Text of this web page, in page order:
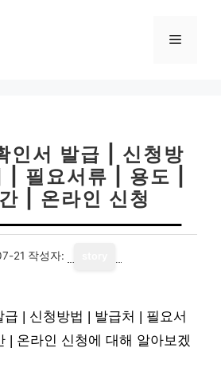
메
인서 발급 | 신청방
| 필요서류 | 용도 |
| 온라인 신청
21 작성자:
| 신청방법 | 발급처 | 필요서
| 온라인 신청에 대해 알아보겠